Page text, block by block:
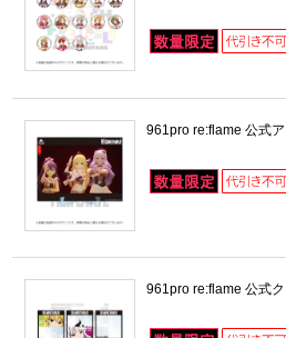
961pro re:flame 公式
961pro re:flame 公式